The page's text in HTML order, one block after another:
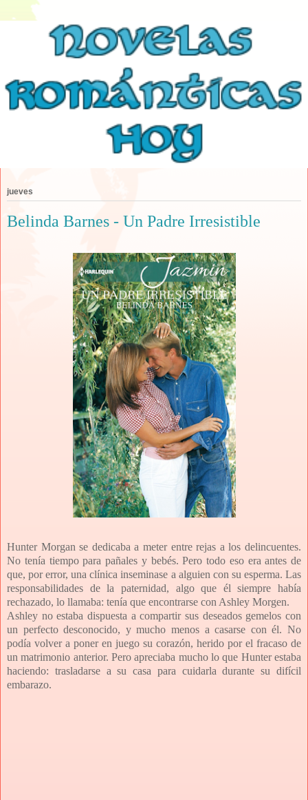
jueves
Belinda Barnes - Un Padre Irresistible
Hunter Morgan se dedicaba a meter entre rejas a los delincuentes.
No tenía tiempo para pañales y bebés. Pero todo eso era antes de
que, por error, una clínica inseminase a alguien con su esperma. Las
responsabilidades de la paternidad, algo que él siempre había
rechazado, lo llamaba: tenía que encontrarse con Ashley Morgen.
Ashley no estaba dispuesta a compartir sus deseados gemelos con
un perfecto desconocido, y mucho menos a casarse con él. No
podía volver a poner en juego su corazón, herido por el fracaso de
un matrimonio anterior. Pero apreciaba mucho lo que Hunter estaba
haciendo: trasladarse a su casa para cuidarla durante su difícil
embarazo.